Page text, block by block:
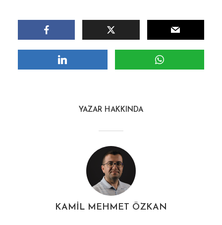
YAZAR HAKKINDA
KAMIL MEHMET ÖZKAN